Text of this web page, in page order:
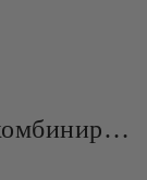
Продукта е подобен или се комбинира добре и със следните продукти :